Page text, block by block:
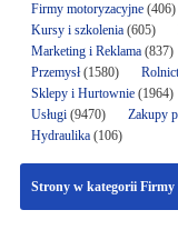
Firmy motoryzacyjne(406)
Kursy i szkolenia(605)
Marketing i Reklama(837)
Przemysł(1580)
Sklepy i Hurtownie(1964)
Usługi(9470) Zakupy
Hydraulika(106)
Strony w kategorii Firmy